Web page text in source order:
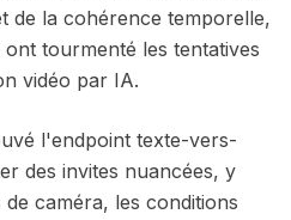
de la cohérence temporelle,
tourmenté les tentatives
vidéo par IA.
l'endpoint texte-vers-
des invites nuancées, y
caméra, les conditions